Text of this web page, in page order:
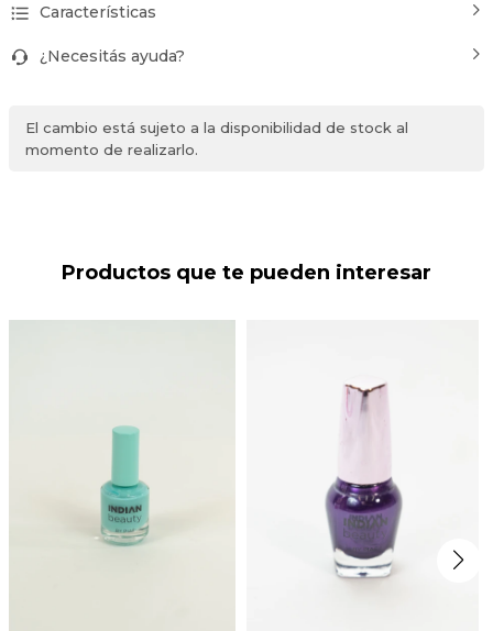
Características
¿Necesitás ayuda?
El cambio está sujeto a la disponibilidad de stock al
momento de realizarlo.
Productos que te pueden interesar